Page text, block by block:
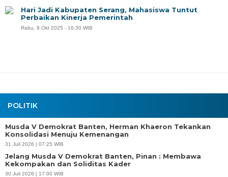
POLITIK
Musda V Demokrat Banten, Herman Khaeron Tekankan
Konsolidasi Menuju Kemenangan
31 Juli 2026 | 07:25 WIB
Jelang Musda V Demokrat Banten, Pinan : Membawa
Kekompakan dan Soliditas Kader
30 Juli 2026 | 17:00 WIB
Hari Jadi Kabupaten Serang, Mahasiswa Tuntut
Perbaikan Kinerja Pemerintah
Rabu, 8 Okt 2025 - 16:30 WIB